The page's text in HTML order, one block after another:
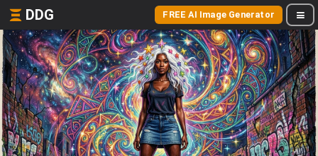
DDG FREE AI Image Generator